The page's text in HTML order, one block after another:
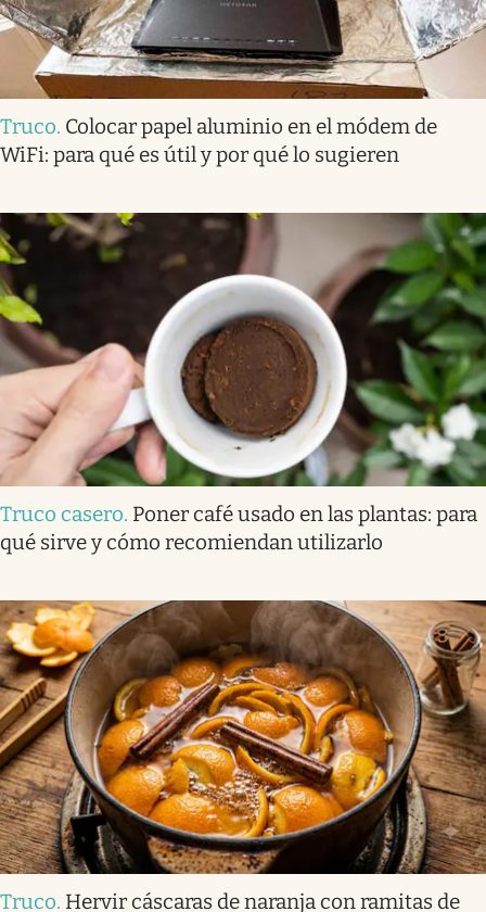
Truco. Colocar papel aluminio en el módem de
WiFi: para qué es útil y por qué lo sugieren
Truco casero. Poner café usado en las plantas: para
qué sirve y cómo recomiendan utilizarlo
Truco. Hervir cáscaras de naranja con ramitas de